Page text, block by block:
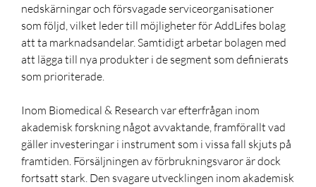
nedskärningar och försvagade serviceorganisationer
som följd, vilket leder till möjligheter för AddLifes bolag
att ta marknadsandelar. Samtidigt arbetar bolagen med
att lägga till nya produkter i de segment som definierats
som prioriterade.
Inom Biomedical & Research var efterfrågan inom
akademisk forskning något avvaktande, framförallt vad
gäller investeringar i instrument som i vissa fall skjuts på
framtiden. Försäljningen av förbrukningsvaror är dock
fortsatt stark. Den svagare utvecklingen inom akademisk